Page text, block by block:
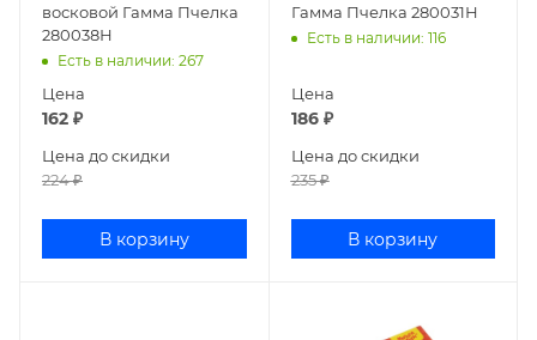
восковой Гамма Пчелка
280038Н
Есть в наличии: 267
Цена
162 ₽
Цена до скидки
224₽
В корзину
Гамма Пчелка 280031Н
Есть в наличии: 116
Цена
186₽
Цена до скидки
235₽
В корзину